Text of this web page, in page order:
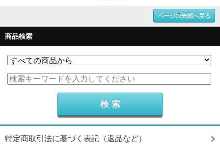
ページの先頭へ戻る
商品検索
特定商取引法に基づく表記（返品など）